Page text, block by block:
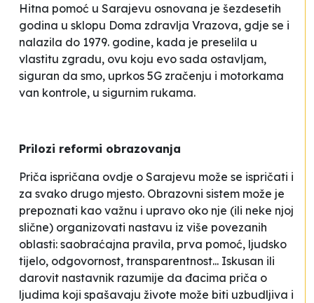
Hitna pomoć u Sarajevu osnovana je šezdesetih
godina u sklopu Doma zdravlja Vrazova, gdje se i
nalazila do 1979. godine, kada je preselila u
vlastitu zgradu, ovu koju evo sada ostavljam,
siguran da smo, uprkos 5G zračenju i motorkama
van kontrole, u sigurnim rukama.
Prilozi reformi obrazovanja
Priča ispričana ovdje o Sarajevu može se ispričati i
za svako drugo mjesto. Obrazovni sistem može je
prepoznati kao važnu i upravo oko nje (ili neke njoj
slične) organizovati nastavu iz više povezanih
oblasti: saobraćajna pravila, prva pomoć, ljudsko
tijelo, odgovornost, transparentnost... Iskusan ili
darovit nastavnik razumije da đacima priča o
ljudima koji spašavaju živote može biti uzbudljiva i